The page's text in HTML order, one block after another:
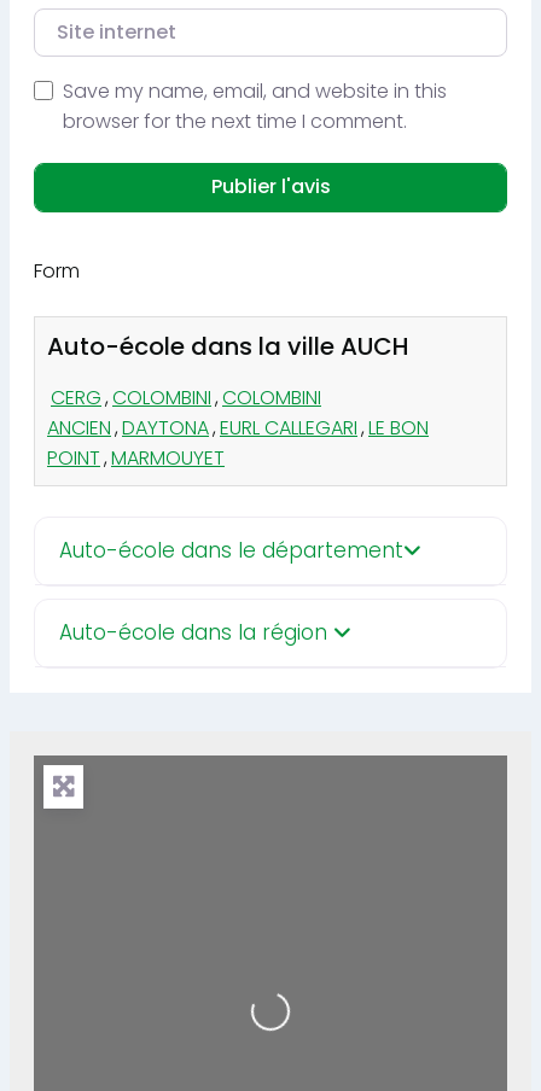
Site internet
Save my name, email, and website in this
browser for the next time I comment.
Form
Auto-école dans la ville AUCH
CERG,COLOMBINI,COLOMBINI
ANCIEN,DAYTONA,EURL CALLEGARI,LE BON
POINT,MARMOUYET
Auto-école dans le département
Auto-école dans la région
Loading...